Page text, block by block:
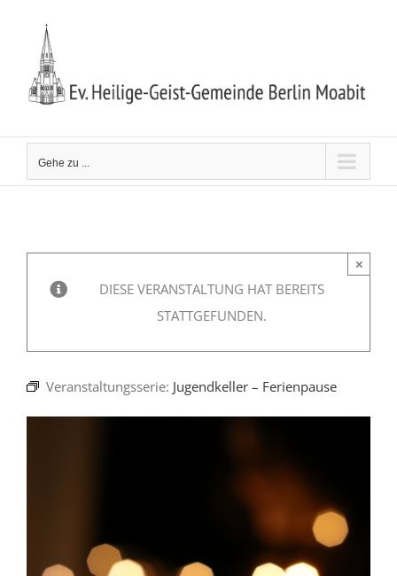
springen
Gehe zu ...
DIESE VERANSTALTUNG HAT BEREITS
STATTGEFUNDEN.
×
Veranstaltungsserie: Jugendkeller – Ferienpause